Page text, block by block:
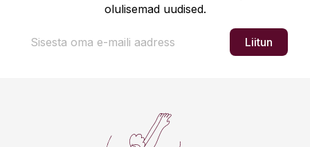
olulisemad uudised.
Liitun